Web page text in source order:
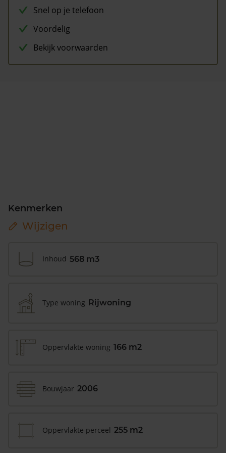
Snel op je telefoon
Voordelig
Bekijk voorwaarden
Kenmerken
Wijzigen
Inhoud 568 m3
Type woning Rijwoning
Oppervlakte woning 166 m2
Bouwjaar 2006
Oppervlakte perceel 255 m2